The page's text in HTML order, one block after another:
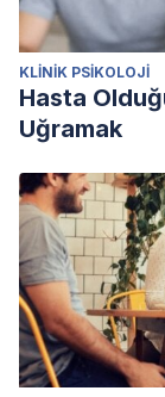
KLINIK PSIKOLOJI
Hasta
Uğramak